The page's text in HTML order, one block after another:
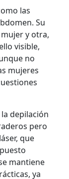
las
Su
y otra,
visible,
no
mujeres
depilación
pero
que
mantiene
ya